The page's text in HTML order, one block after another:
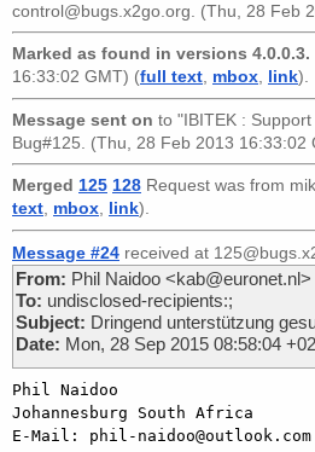
control@bugs.x2go.org . (Thu, 28 Feb
Marked as found in versions 4.0.0.3.
16:33:02 GMT) (full text, mbox, link).
Message sent on to "IBITEK :
Bug#125. (Thu, 28 Feb 2013 16:33:02
Merged 125 128 Request was from
text, mbox, link).
Message #24 received at
From: Phil Naidoo <kab@euronet.nl>
To: undisclosed-recipients:;
Subject: Dringend unterstützung
Date: Mon, 28 Sep 2015 08:58:04
Johannesburg South Africa
E-Mail: phil-naidoo@outlook.com